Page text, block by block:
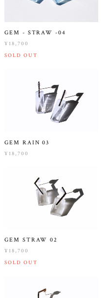
GEM - STRAW -04
¥18,700
SOLD OUT
GEM RAIN 03
¥18,700
GEM STRAW 02
¥18,700
SOLD OUT